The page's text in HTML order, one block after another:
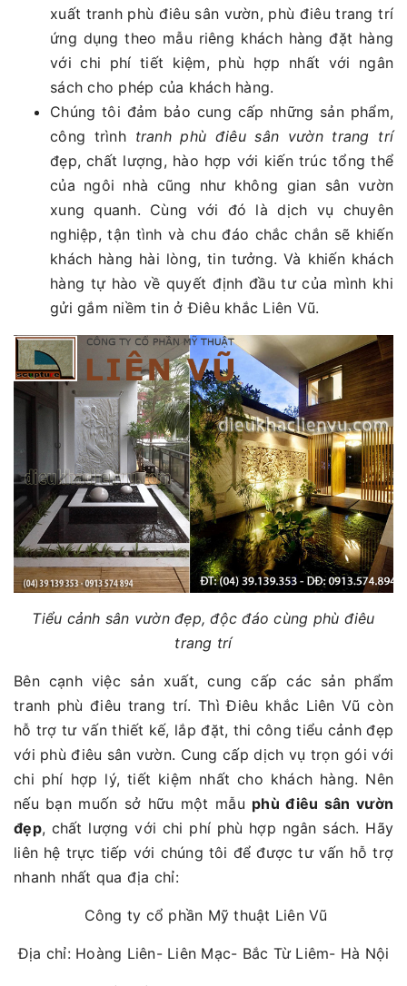
xuất tranh phù điêu sân vườn, phù điêu trang trí
ứng dụng theo mẫu riêng khách hàng đặt hàng
với chi phí tiết kiệm, phù hợp nhất với ngân
sách cho phép của khách hàng.
Chúng tôi đảm bảo cung cấp những sản phẩm,
công trìnhtranh phù điêu sân vườn trang trí
đẹp, chất lượng, hào hợp với kiến trúc tổng thể
của ngôi nhà cũng như không gian sân vườn
xung quanh. Cùng với đó là dịch vụ chuyên
nghiệp, tận tình và chu đáo chắc chắn sẽ khiến
khách hàng hài lòng, tin tưởng. Và khiến khách
hàng tự hào về quyết định đầu tư của mình khi
gửi gắm niềm tin ở Điêu khắc Liên Vũ.
Tiểu cảnh sân vườn đẹp, độc đáo cùng phù điêu
trang trí
Bên cạnh việc sản xuất, cung cấp các sản phẩm
tranh phù điêu trang trí. Thì Điêu khắc Liên Vũ còn
hỗ trợ tư vấn thiết kế, lắp đặt, thi công tiểu cảnh đẹp
với phù điêu sân vườn. Cung cấp dịch vụ trọn gói với
chi phí hợp lý, tiết kiệm nhất cho khách hàng. Nên
nếu bạn muốn sở hữu một mẫu phù điêu sân vườn
đẹp, chất lượng với chi phí phù hợp ngân sách. Hãy
liên hệ trực tiếp với chúng tôi để được tư vấn hỗ trợ
nhanh nhất qua địa chỉ:
Công ty cổ phần Mỹ thuật Liên Vũ
Địa chỉ: Hoàng Liên- Liên Mạc- Bắc Từ Liêm- Hà Nội